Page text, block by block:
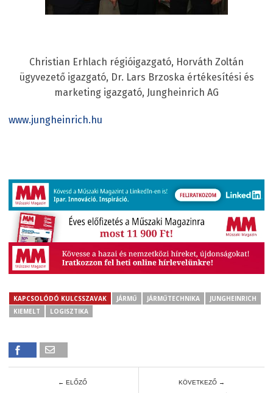
Christian Erhlach régióigazgató, Horváth Zoltán
ügyvezető igazgató, Dr. Lars Brzoska értékesítési és
marketing igazgató, Jungheinrich AG
www.jungheinrich.hu
KAPCSOLÓDÓ KULCSSZAVAK JÁRMŰ JÁRMŰTECHNIKA
JUNGHEINRICH
KIEMELT
LOGISZTIKA
← ELŐZŐ KÖVETKEZŐ →